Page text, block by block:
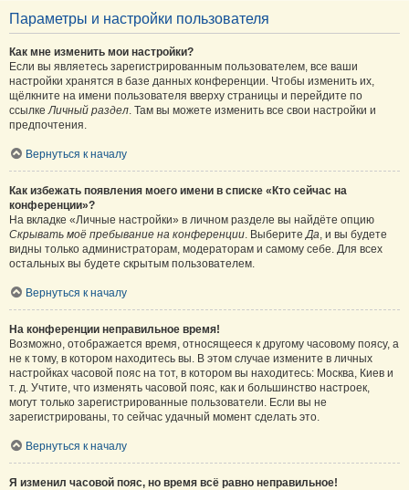
Параметры и настройки пользователя
Как мне изменить мои настройки?
Если вы являетесь зарегистрированным пользователем, все ваши
настройки хранятся в базе данных конференции. Чтобы изменить их,
щёлкните на имени пользователя вверху страницы и перейдите по
ссылкеЛичный раздел. Там вы можете изменить все свои настройки и
предпочтения.
Вернуться к началу
Как избежать появления моего имени в списке «Кто сейчас на
конференции»?
На вкладке «Личные настройки» в личном разделе вы найдёте опцию
Скрывать моё пребывание на конференции. ВыберитеДа, и вы будете
видны только администраторам, модераторам и самому себе. Для всех
остальных вы будете скрытым пользователем.
Вернуться к началу
На конференции неправильное время!
Возможно, отображается время, относящееся к другому часовому поясу, а
не к тому, в котором находитесь вы. В этом случае измените в личных
настройках часовой пояс на тот, в котором вы находитесь: Москва, Киев и
т. д. Учтите, что изменять часовой пояс, как и большинство настроек,
могут только зарегистрированные пользователи. Если вы не
зарегистрированы, то сейчас удачный момент сделать это.
Вернуться к началу
Я изменил часовой пояс, но время всё равно неправильное!